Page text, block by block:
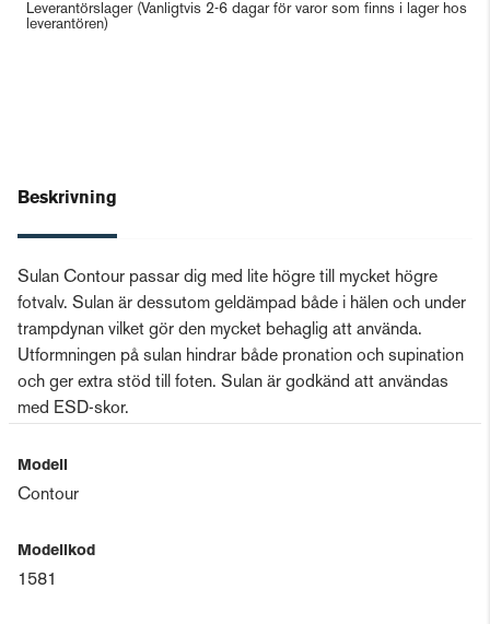
Leverantörslager (Vanligtvis 2-6 dagar för varor som finns i lager hos
leverantören)
Beskrivning
Sulan Contour passar dig med lite högre till mycket högre
fotvalv. Sulan är dessutom geldämpad både i hälen och under
trampdynan vilket gör den mycket behaglig att använda.
Utformningen på sulan hindrar både pronation och supination
och ger extra stöd till foten. Sulan är godkänd att användas
med ESD-skor.
Modell
Contour
Modellkod
1581